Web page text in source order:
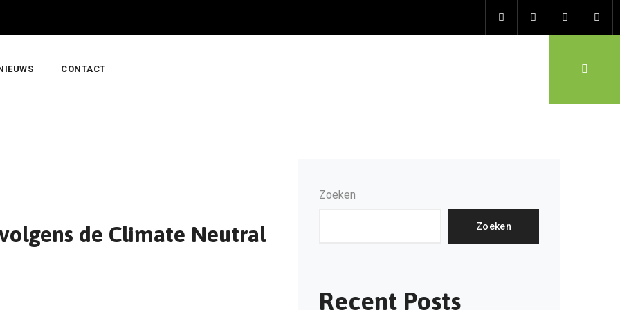
CONTACT
de Climate Neutral
Zoeken
Zoeken
Recent Posts